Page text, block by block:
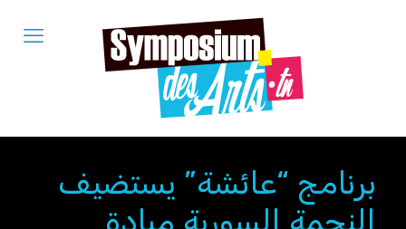
برنامج “عائشة” يستضيف
النجمة السورية ميادة